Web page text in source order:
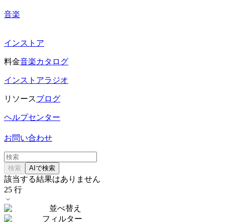
音楽
インストア
料金音楽カタログ
インストアラジオ
リソースブログ
ヘルプセンター
お問い合わせ
検索 AIで検索
該当する結果はありません
25 行
並べ替え
フィルター